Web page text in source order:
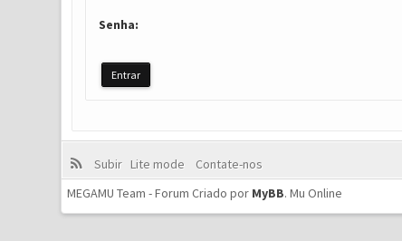
Senha:
Subir Lite mode
Contate-nos
MEGAMU Team - Forum Criado por MyBB.Mu Online